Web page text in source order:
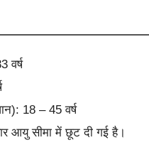
वर्ष
18 – 45 वर्ष
आयु सीमा में छूट दी गई है।